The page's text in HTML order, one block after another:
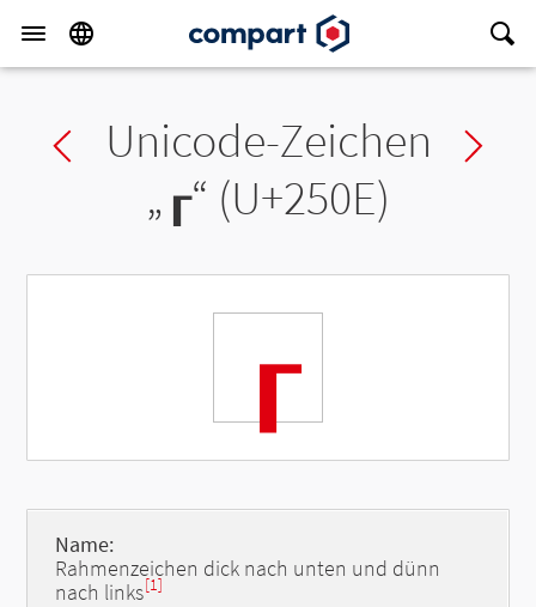
Previous char
Unicode-Zeichen
„ ┎“ (U+250E)
┎
Name:
Rahmenzeichen dick nach unten und dünn
nach links[1]